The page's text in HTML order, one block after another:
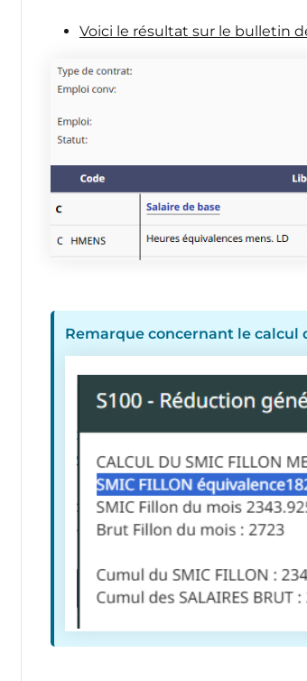
Voici le résultat sur le bulletin
Remarque concernant le calcul